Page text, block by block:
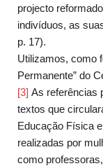
projecto
indivíduos, as
p. 17).
Utilizamos, como
Permanente” do
[3] As referências
textos que
Educação Física
realizadas por
como